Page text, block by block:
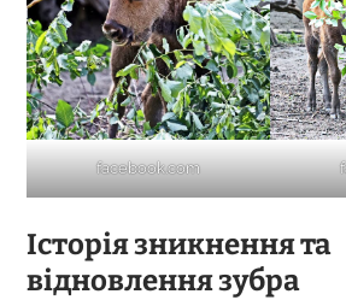
facebook.com
Історія зникнення та
відновлення зубра